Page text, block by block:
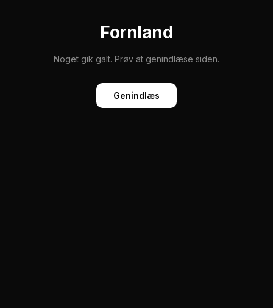
Fornland
Noget gik galt. Prøv at genindlæse siden.
Genindlæs